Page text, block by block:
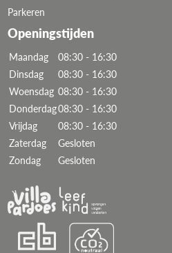
Parkeren
Openingstijden
Maandag
08:30 - 16:30
Dinsdag
08:30 - 16:30
Woensdag 08:30 - 16:30
Donderdag08:30 - 16:30
Vrijdag
08:30 - 16:30
Zaterdag
Gesloten
Zondag
Gesloten